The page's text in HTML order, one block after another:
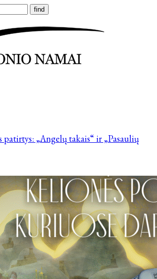
patirtys: „Angelų takais“ ir „Pasaulių